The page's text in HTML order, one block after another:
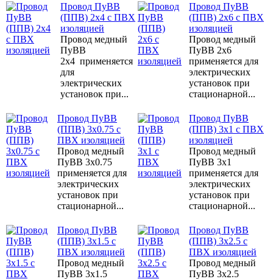
Провод ПуВВ
(ППВ) 2x4 с ПВХ
изоляцией
Провод медный
ПуВВ
2x4 применяется
для
электрических
установок при...
Провод ПуВВ
(ППВ) 2x6 с ПВХ
изоляцией
Провод медный
ПуВВ 2x6
применяется для
электрических
установок при
стационарной...
Провод ПуВВ
(ППВ) 3x0.75 с
ПВХ изоляцией
Провод медный
ПуВВ 3x0.75
применяется для
электрических
установок при
стационарной...
Провод ПуВВ
(ППВ) 3x1 с ПВХ
изоляцией
Провод медный
ПуВВ 3x1
применяется для
электрических
установок при
стационарной...
Провод ПуВВ
(ППВ) 3x1.5 с
ПВХ изоляцией
Провод медный
ПуВВ 3x1.5
Провод ПуВВ
(ППВ) 3x2.5 с
ПВХ изоляцией
Провод медный
ПуВВ 3x2.5